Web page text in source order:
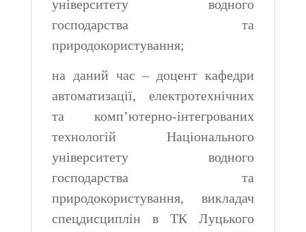
університету водного
господарства та
природокористування;
на даний час – доцент кафедри
автоматизації, електротехнічних
та комп’ютерно-інтегрованих
технологій Національного
університету водного
господарства та
природокористування, викладач
спецдисциплін в ТК Луцького